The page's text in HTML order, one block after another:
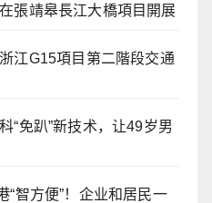
張靖皋長江大橋項目開展
江G15項目第二階段交通
“免趴”新技术，让49岁男
“智方便”！企业和居民一